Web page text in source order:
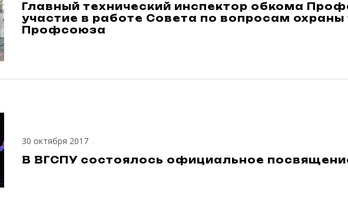
Главный технический инспектор обкома
участие в работе Совета по вопросам
Профсоюза
30 октября 2017
В ВГСПУ состоялось официальное